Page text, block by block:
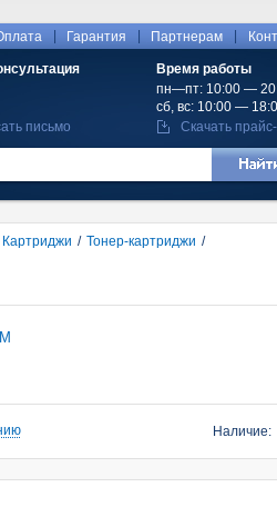
Гарантия Партнерам
Время работы
пн—пт: 10:00 —
сб, вс: 10:00 —
письмо Скачать
Картриджи / Тонер-картриджи /
Наличие: